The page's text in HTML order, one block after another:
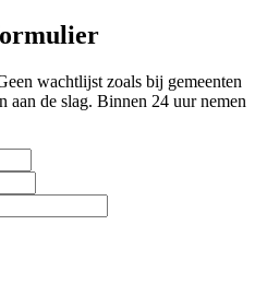
wachtlijst zoals bij gemeenten
aan de slag. Binnen 24 uur nemen